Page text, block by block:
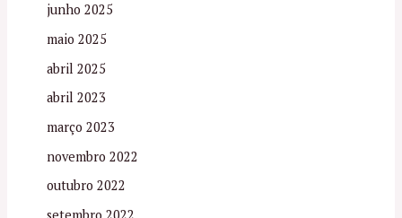
junho 2025
maio 2025
abril 2025
abril 2023
março 2023
novembro 2022
outubro 2022